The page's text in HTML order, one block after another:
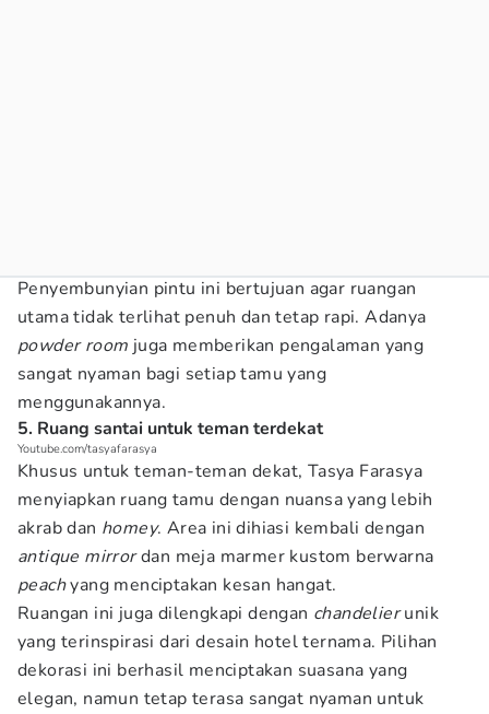
Penyembunyian pintu ini bertujuan agar ruangan
utama tidak terlihat penuh dan tetap rapi. Adanya
powder room juga memberikan pengalaman yang
sangat nyaman bagi setiap tamu yang
menggunakannya.
5. Ruang santai untuk teman terdekat
Youtube.com/tasyafarasya
Khusus untuk teman-teman dekat, Tasya Farasya
menyiapkan ruang tamu dengan nuansa yang lebih
akrab dan homey. Area ini dihiasi kembali dengan
antique mirrordan meja marmer kustom berwarna
peachyang menciptakan kesan hangat.
Ruangan ini juga dilengkapi dengan chandelierunik
yang terinspirasi dari desain hotel ternama. Pilihan
dekorasi ini berhasil menciptakan suasana yang
elegan, namun tetap terasa sangat nyaman untuk